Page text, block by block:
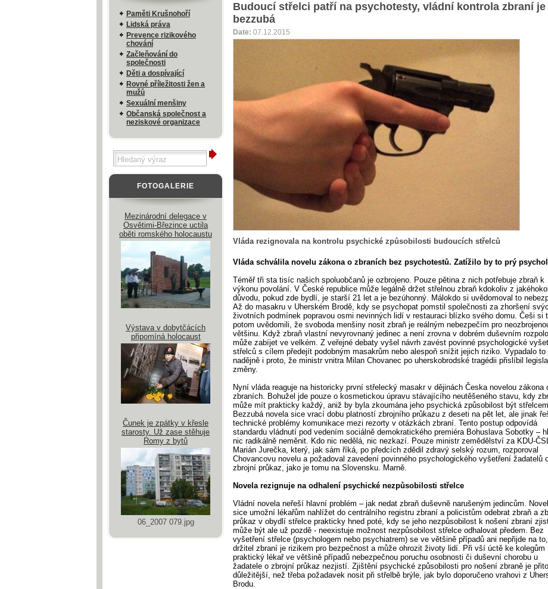
Budoucí střelci patří na psychotesty, vládní kontrola zbraní je
bezzubá
Date: 07.12.2015
Vláda rezignovala na kontrolu psychické způsobilosti budoucích střelců
Vláda schválila novelu zákona o zbraních bez psychotestů. Zatížilo by to prý
Téměř tři sta tisíc našich spoluobčanů je ozbrojeno. Pouze pětina z nich potřebuje zbraň k
výkonu povolání. V České republice může legálně držet střelnou zbraň kdokoliv z
důvodu, pokud zde bydlí, je starší 21 let a je bezúhonný. Málokdo si uvědomoval to
Až do masakru v Uherském Brodě, kdy se psychopat pomstil společnosti za zhoršení
životních podmínek popravou osmi nevinných lidí v restauraci blízko svého domu. Češi si
potom uvědomili, že svoboda menšiny nosit zbraň je reálným nebezpečím pro
většinu. Když zbraň vlastní nevyrovnaný jedinec a není zrovna v dobrém duševním
může zabíjet ve velkém. Z veřejné debaty vyšel návrh zavést povinné psychologické
střelců s cílem předejít podobným masakrům nebo alespoň snížit jejich riziko. Vypadalo to
nadějně i proto, že ministr vnitra Milan Chovanec po uherskobrodské tragédii přislíbil
změny.
Nyní vláda reaguje na historicky první střelecký masakr v dějinách Česka novelou zákona
zbraních. Bohužel jde pouze o kosmetickou úpravu stávajícího neutěšeného stavu, kdy
může mít prakticky každý, aniž by byla zkoumána jeho psychická způsobilost být
Bezzubá novela sice vrací dobu platností zbrojního průkazu z deseti na pět let, ale jinak
technické problémy komunikace mezi rezorty v otázkách zbraní. Tento postup odpovídá
standardu vládnutí pod vedením sociálně demokratického premiéra Bohuslava Sobotky –
nic radikálně neměnit. Kdo nic nedělá, nic nezkazí. Pouze ministr zemědělství za KDU-
Marián Jurečka, který, jak sám říká, po předcích zdědil zdravý selský rozum, rozporoval
Chovancovu novelu a požadoval zavedení povinného psychologického vyšetření žadatelů
zbrojní průkaz, jako je tomu na Slovensku. Marně.
Novela rezignuje na odhalení psychické nezpůsobilosti střelce
Vládní novela neřeší hlavní problém – jak nedat zbraň duševně narušeným jedincům.
sice umožní lékařům nahlížet do centrálního registru zbraní a policistům odebrat zbraň a
průkaz v obydlí střelce prakticky hned poté, kdy se jeho nezpůsobilost k nošení zbraní
může být ale už pozdě - neexistuje možnost nezpůsobilost střelce odhalovat předem. Bez
vyšetření střelce (psychologem nebo psychiatrem) se ve většině případů ani nepřijde na
držitel zbraní je rizikem pro bezpečnost a může ohrozit životy lidí. Při vší úctě ke kolegům
praktický lékař ve většině případů nebezpečnou poruchu osobnosti či duševní chorobu u
žadatele o zbrojní průkaz nezjistí. Zjištění psychické způsobilosti pro nošení zbraně je
důležitější, než třeba požadavek nosit při střelbě brýle, jak bylo doporučeno vrahovi z
Brodu.
Paměti Krušnohoří
Lidská práva
Prevence rizikového
chování
Začleňování do
společnosti
Děti a dospívající
Rovné příležitosti žen a
mužů
Sexuální menšiny
Občanská společnost a
neziskové organizace
FOTOGALERIE
Mezinárodní delegace v
Osvětimi-Březince uctila
oběti romského holocaustu
Výstava v dobytčácích
připomíná holocaust
Čunek je zpátky v křesle
starosty. Už zase stěhuje
Romy z bytů
06_2007 079.jpg